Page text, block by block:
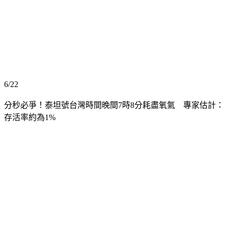
6/22
分秒必爭！泰坦號台灣時間晚間7時8分耗盡氧氣　專家估計：
存活率約為1%